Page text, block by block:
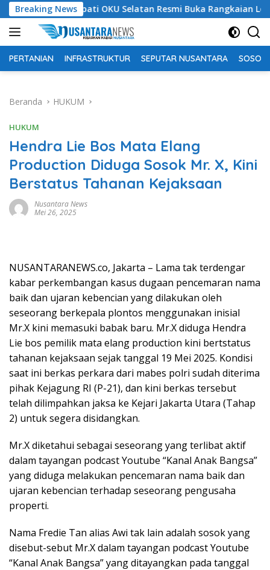
Langsung
ke
konten
Breaking News
Bupati OKU Selatan Resmi Buka Rangkaian Lomba
PERTANIAN INFRASTRUKTUR SEPUTAR NUSANTARA SOSOK
Beranda HUKUM
HUKUM
Hendra Lie Bos Mata Elang
Production Diduga Sosok Mr. X, Kini
Berstatus Tahanan Kejaksaan
Nusantara News
Mei 26, 2025
NUSANTARANEWS.co, Jakarta – Lama tak terdengar
kabar perkembangan kasus dugaan pencemaran nama
baik dan ujaran kebencian yang dilakukan oleh
seseorang berkepala plontos menggunakan inisial
Mr.X kini memasuki babak baru. Mr.X diduga Hendra
Lie bos pemilik mata elang production kini bertstatus
tahanan kejaksaan sejak tanggal 19 Mei 2025. Kondisi
saat ini berkas perkara dari mabes polri sudah diterima
pihak Kejagung RI (P-21), dan kini berkas tersebut
telah dilimpahkan jaksa ke Kejari Jakarta Utara (Tahap
2) untuk segera disidangkan.
Mr.X diketahui sebagai seseorang yang terlibat aktif
dalam tayangan podcast Youtube “Kanal Anak Bangsa”
yang diduga melakukan pencemaran nama baik dan
ujaran kebencian terhadap seseorang pengusaha
properti.
Nama Fredie Tan alias Awi tak lain adalah sosok yang
disebut-sebut Mr.X dalam tayangan podcast Youtube
“Kanal Anak Bangsa” yang ditayangkan pada tanggal